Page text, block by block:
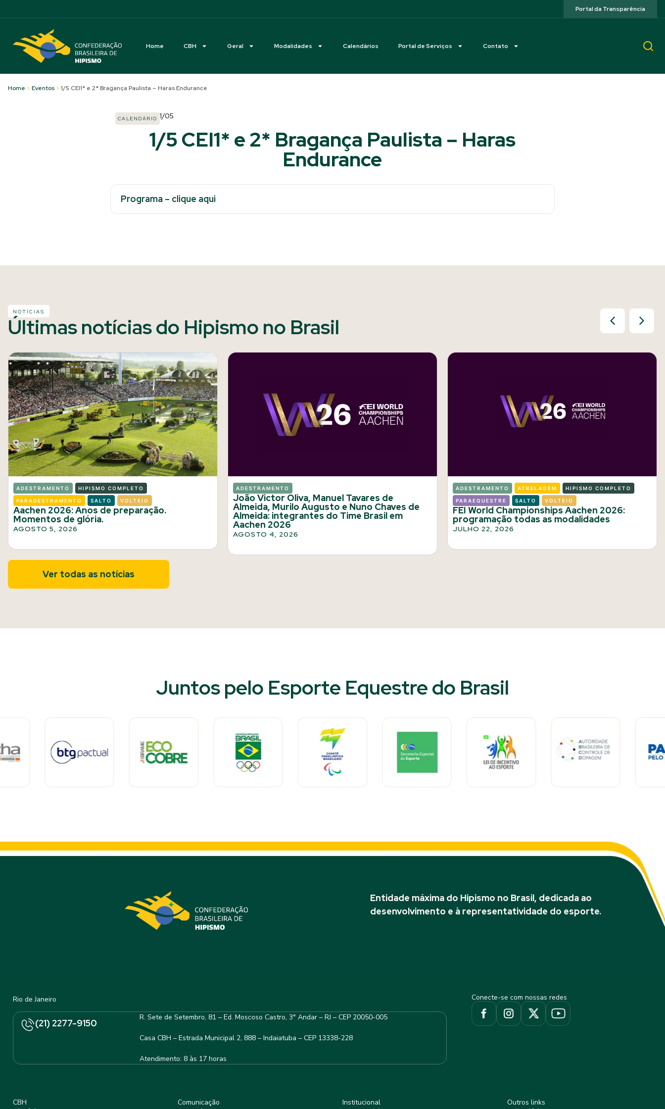
Portal da Transparência
Home CBH Geral Modalidades Calendários Portal de Serviços Contato
Home > Eventos > 1/5 CEI1* e 2* Bragança Paulista – Haras Endurance
CALENDÁRIO 1/05
1/5 CEI1* e 2* Bragança Paulista – Haras
Endurance
Programa – clique aqui
NOTÍCIAS
Últimas notícias do Hipismo no Brasil
ADESTRAMENTO HIPISMO COMPLETO
PARADESTRAMENTO SALTO VOLTEIO
Aachen 2026: Anos de preparação.
Momentos de glória.
AGOSTO 5, 2026
ADESTRAMENTO
João Victor Oliva, Manuel Tavares de
Almeida, Murilo Augusto e Nuno Chaves de
Almeida: integrantes do Time Brasil em
Aachen 2026
AGOSTO 4, 2026
ADESTRAMENTO ATRELAGEM HIPISMO COMPLETO
PARAEQUESTRE SALTO VOLTEIO
FEI World Championships Aachen 2026:
programação todas as modalidades
JULHO 22, 2026
Ver todas as notícias
Juntos pelo Esporte Equestre do Brasil​
Entidade máxima do Hipismo no Brasil, dedicada ao
desenvolvimento e à representatividade do esporte.
Rio de Janeiro
(21) 2277-9150
R. Sete de Setembro, 81 – Ed. Moscoso Castro, 3° Andar – RJ – CEP 20050-005
Casa CBH – Estrada Municipal 2, 888 – Indaiatuba – CEP 13338-228
Atendimento: 8 às 17 horas
Conecte-se com nossas redes
CBH Comunicação Institucional Outros links